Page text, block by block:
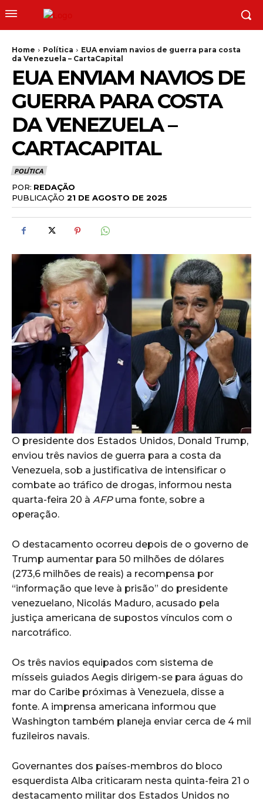
Home Política
EUA enviam navios de guerra para costa
da Venezuela – CartaCapital
EUA ENVIAM NAVIOS DE
GUERRA PARA COSTA
DA VENEZUELA –
CARTACAPITAL
POLÍTICA
POR: REDAÇÃO
PUBLICAÇÃO 21 DE AGOSTO DE 2025
O presidente dos Estados Unidos, Donald Trump,
enviou três navios de guerra para a costa da
Venezuela, sob a justificativa de intensificar o
combate ao tráfico de drogas, informou nesta
quarta-feira 20 à AFPuma fonte, sobre a
operação.
O destacamento ocorreu depois de o governo de
Trump aumentar para 50 milhões de dólares
(273,6 milhões de reais) a recompensa por
“informação que leve à prisão” do presidente
venezuelano, Nicolás Maduro, acusado pela
justiça americana de supostos vínculos com o
narcotráfico.
Os três navios equipados com sistema de
mísseis guiados Aegis dirigem-se para águas do
mar do Caribe próximas à Venezuela, disse a
fonte. A imprensa americana informou que
Washington também planeja enviar cerca de 4 mil
fuzileiros navais.
Governantes dos países-membros do bloco
esquerdista Alba criticaram nesta quinta-feira 21 o
destacamento militar dos Estados Unidos no